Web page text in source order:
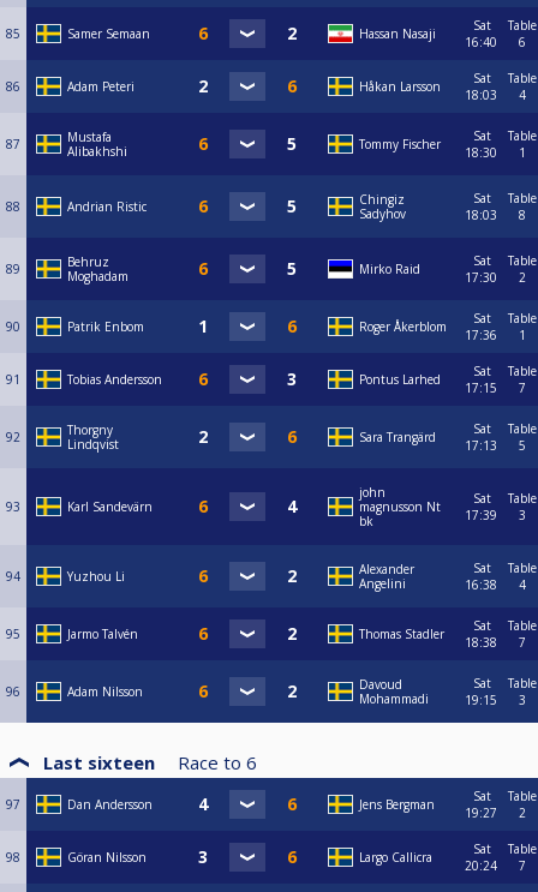
85 Samer Semaan Hassan Nasaji
Sat
16:40
Table
6
86 Adam Peteri Håkan Larsson
Sat
18:03
Table
4
87
Mustafa
Alibakhshi
Tommy Fischer
Sat
18:30
Table
1
88 Andrian Ristic
Chingiz
Sadyhov
Sat
18:03
Table
8
89
Behruz
Moghadam
Mirko Raid
Sat
17:30
Table
2
90 Patrik Enbom Roger Åkerblom
Sat
17:36
Table
1
91 Tobias Andersson Pontus Larhed
Sat
17:15
Table
7
92
Thorgny
Lindqvist
Sara Trangärd
Sat
17:13
Table
5
93 Karl Sandevärn
john
magnusson Nt
bk
Sat
17:39
Table
3
94 Yuzhou Li
Alexander
Angelini
Sat
16:38
Table
4
95 Jarmo Talvén Thomas Stadler
Sat
18:38
Table
7
96 Adam Nilsson
Davoud
Mohammadi
Sat
19:15
Table
3
Last sixteen Race to 6
97 Dan Andersson Jens Bergman
Sat
19:27
Table
2
98 Göran Nilsson Largo Callicra
Sat
20:24
Table
7